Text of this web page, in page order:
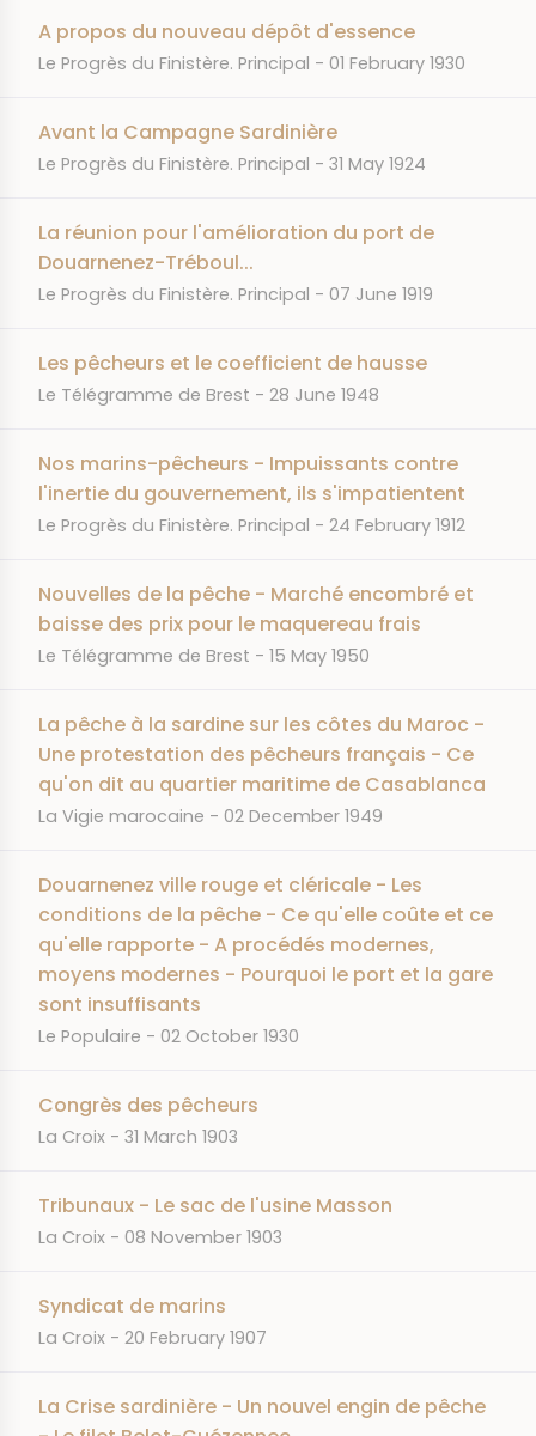
A propos du nouveau dépôt d'essence
JOURNAL
Le Progrès du Finistère. Principal DATE
01 February 1930
Avant la Campagne Sardinière
JOURNAL
Le Progrès du Finistère. Principal DATE
31 May 1924
La réunion pour l'amélioration du port de
Douarnenez-Tréboul...
JOURNAL
Le Progrès du Finistère. Principal DATE
07 June 1919
Les pêcheurs et le coefficient de hausse
JOURNAL
Le Télégramme de Brest DATE
28 June 1948
Nos marins-pêcheurs - Impuissants contre
l'inertie du gouvernement, ils s'impatientent
JOURNAL
Le Progrès du Finistère. Principal DATE
24 February 1912
Nouvelles de la pêche - Marché encombré et
baisse des prix pour le maquereau frais
JOURNAL
Le Télégramme de Brest DATE
15 May 1950
La pêche à la sardine sur les côtes du Maroc -
Une protestation des pêcheurs français - Ce
qu'on dit au quartier maritime de Casablanca
JOURNAL
La Vigie marocaine DATE
02 December 1949
Douarnenez ville rouge et cléricale - Les
conditions de la pêche - Ce qu'elle coûte et ce
qu'elle rapporte - A procédés modernes,
moyens modernes - Pourquoi le port et la gare
sont insuffisants
JOURNAL
Le Populaire DATE
02 October 1930
Congrès des pêcheurs
JOURNAL
La Croix DATE
31 March 1903
Tribunaux - Le sac de l'usine Masson
JOURNAL
La Croix DATE
08 November 1903
Syndicat de marins
JOURNAL
La Croix DATE
20 February 1907
La Crise sardinière - Un nouvel engin de pêche